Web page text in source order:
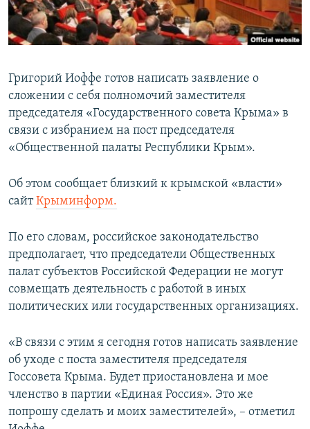
ПОБЕДИТЕЛЕЙ НЕ СУДЯТ?
КРЫМ.НЕПОКОРЕННЫЙ
УКРАИНСКАЯ ПРОБЛЕМА КРЫМА
ПРИСОЕДИНЯЙТЕСЬ!
Все сайты RFE/RL
Григорий Иоффе готов написать заявление о
сложении с себя полномочий заместителя
председателя «Государственного совета Крыма» в
связи с избранием на пост председателя
«Общественной палаты Республики Крым».
Об этом сообщает близкий к крымской «власти»
сайтКрыминформ.
По его словам, российское законодательство
предполагает, что председатели Общественных
палат субъектов Российской Федерации не могут
совмещать деятельность с работой в иных
политических или государственных организациях.
«В связи с этим я сегодня готов написать заявление
об уходе с поста заместителя председателя
Госсовета Крыма. Будет приостановлена и мое
членство в партии «Единая Россия». Это же
попрошу сделать и моих заместителей», – отметил